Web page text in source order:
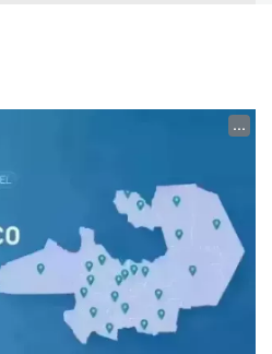
...